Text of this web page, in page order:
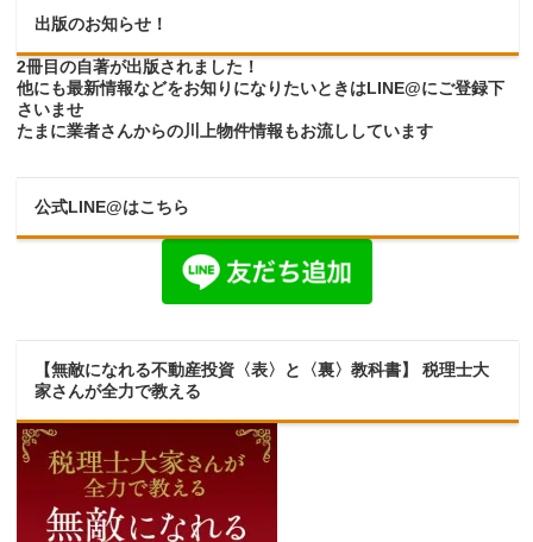
出版のお知らせ！
2冊目の自著が出版されました！
他にも最新情報などをお知りになりたいときはLINE@にご登録下
さいませ
たまに業者さんからの川上物件情報もお流ししています
公式LINE@はこちら
【無敵になれる不動産投資〈表〉と〈裏〉教科書】 税理士大
家さんが全力で教える